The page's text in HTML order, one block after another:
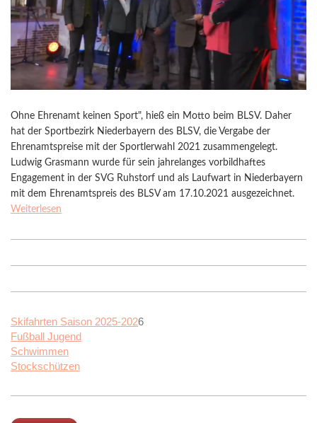
Ohne Ehrenamt keinen Sport", hieß ein Motto beim BLSV. Daher
hat der Sportbezirk Niederbayern des BLSV, die Vergabe der
Ehrenamtspreise mit der Sportlerwahl 2021 zusammengelegt.
Ludwig Grasmann wurde für sein jahrelanges vorbildhaftes
Engagement in der SVG Ruhstorf und als Laufwart in Niederbayern
mit dem Ehrenamtspreis des BLSV am 17.10.2021 ausgezeichnet.
Weiterlesen
Skifahrten Saison 2025-2026
Fußball Jugend
Schwimmen
Stockschützen